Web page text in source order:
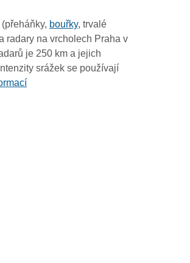
19:35
19:25
19:15
19:05
bouřky, trvalé
radary na vrcholech Praha v
je 250 km a jejich
srážek se používají